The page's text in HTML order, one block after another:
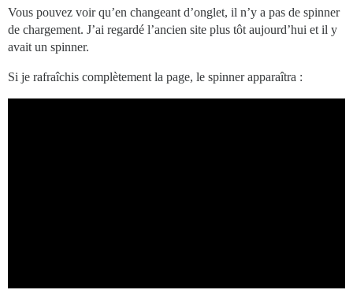
Vous pouvez voir qu’en changeant d’onglet, il n’y a pas de spinner
de chargement. J’ai regardé l’ancien site plus tôt aujourd’hui et il y
avait un spinner.
Si je rafraîchis complètement la page, le spinner apparaîtra :